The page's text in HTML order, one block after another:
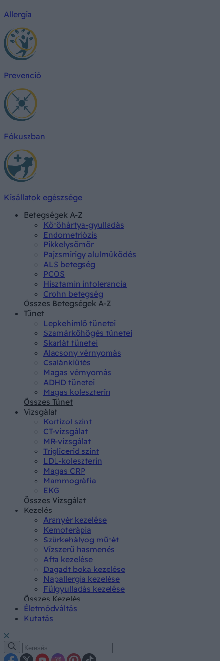
Allergia
Prevenció
Fókuszban
Kisállatok egészsége
Betegségek A-Z
Kötőhártya-gyulladás
Endometriózis
Pikkelysömör
Pajzsmirigy alulműködés
ALS betegség
PCOS
Hisztamin intolerancia
Crohn betegség
Összes Betegségek A-Z
Tünet
Lepkehimlő tünetei
Szamárköhögés tünetei
Skarlát tünetei
Alacsony vérnyomás
Csalánkiütés
Magas vérnyomás
ADHD tünetei
Magas koleszterin
Összes Tünet
Vizsgálat
Kortizol szint
CT-vizsgálat
MR-vizsgálat
Triglicerid szint
LDL-koleszterin
Magas CRP
Mammográfia
EKG
Összes Vizsgálat
Kezelés
Aranyér kezelése
Kemoterápia
Szürkehályog műtét
Vízszerű hasmenés
Afta kezelése
Dagadt boka kezelése
Napallergia kezelése
Fülgyulladás kezelése
Összes Kezelés
Életmódváltás
Kutatás